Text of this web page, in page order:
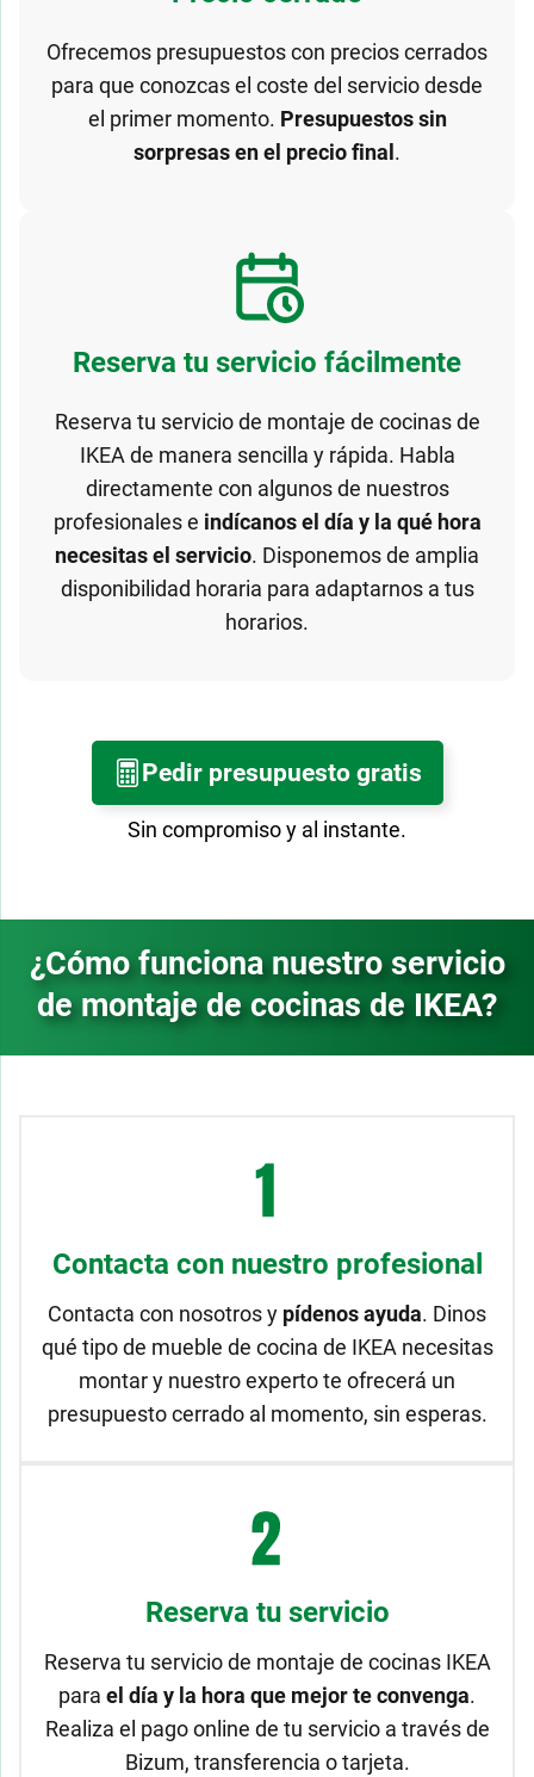
Ofrecemos presupuestos con precios cerrados
para que conozcas el coste del servicio desde
el primer momento. Presupuestos sin
sorpresas en el precio final.
Reserva tu servicio fácilmente
Reserva tu servicio de montaje de cocinas de
IKEA de manera sencilla y rápida. Habla
directamente con algunos de nuestros
profesionales e indícanos el día y la qué hora
necesitas el servicio. Disponemos de amplia
disponibilidad horaria para adaptarnos a tus
horarios.
Pedir presupuesto gratis
Sin compromiso y al instante.
¿Cómo funciona nuestro servicio
de montaje de cocinas de IKEA?
Contacta con nuestro profesional
Contacta con nosotros y pídenos ayuda. Dinos
qué tipo de mueble de cocina de IKEA necesitas
montar y nuestro experto te ofrecerá un
presupuesto cerrado al momento, sin esperas.
Reserva tu servicio
Reserva tu servicio de montaje de cocinas IKEA
para el día y la hora que mejor te convenga.
Realiza el pago online de tu servicio a través de
Bizum, transferencia o tarjeta.